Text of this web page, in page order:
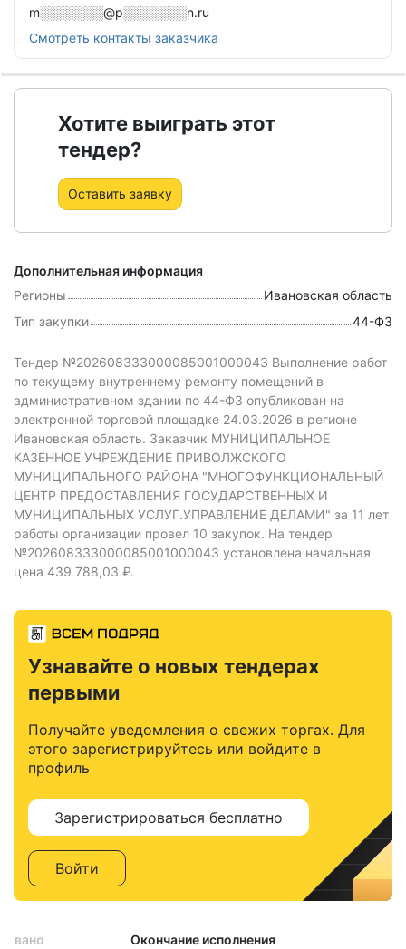
m░░░░░░░@p░░░░░░░n.ru
Смотреть контакты заказчика
Хотите выиграть этот
тендер?
Оставить заявку
Дополнительная информация
Регионы
Ивановская область
Тип закупки
44-ФЗ
Тендер №202608333000085001000043 Выполнение работ
по текущему внутреннему ремонту помещений в
административном здании по 44-ФЗ опубликован на
электронной торговой площадке 24.03.2026 в регионе
Ивановская область. Заказчик МУНИЦИПАЛЬНОЕ
КАЗЕННОЕ УЧРЕЖДЕНИЕ ПРИВОЛЖСКОГО
МУНИЦИПАЛЬНОГО РАЙОНА "МНОГОФУНКЦИОНАЛЬНЫЙ
ЦЕНТР ПРЕДОСТАВЛЕНИЯ ГОСУДАРСТВЕННЫХ И
МУНИЦИПАЛЬНЫХ УСЛУГ.УПРАВЛЕНИЕ ДЕЛАМИ" за 11 лет
работы организации провел 10 закупок. На тендер
№202608333000085001000043 установлена начальная
цена 439 788,03 ₽.
Узнавайте о новых тендерах
первыми
Получайте уведомления о свежих торгах. Для
этого зарегистрируйтесь или войдите в
профиль
Зарегистрироваться бесплатно
Войти
Окончание исполнения